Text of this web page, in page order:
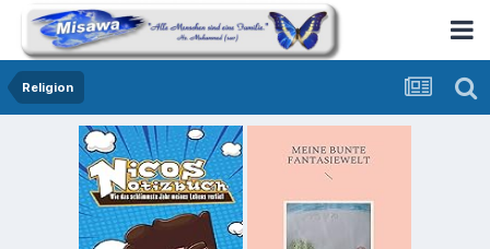
Religion